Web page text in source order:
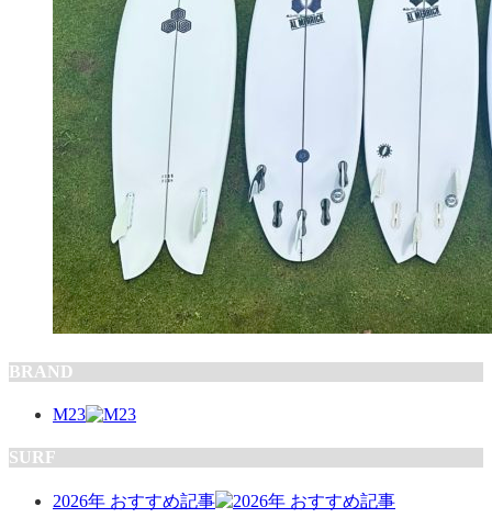
BRAND
M23
SURF
2026年 おすすめ記事